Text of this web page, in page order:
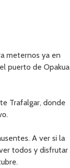
meternos ya en
puerto de Opakua
Trafalgar, donde
A ver si la
todos y disfrutar